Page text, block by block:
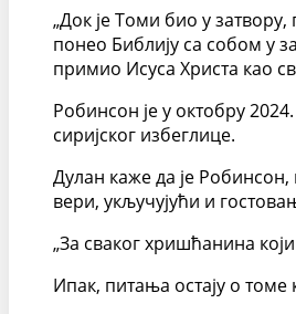
„Док је Томи био у
понео Библију са собом у
примио Исуса Христа као
Робинсон је у октобру
сиријског избеглице.
Дулан каже да је Робинсон,
вери, укључујући и
„За сваког хришћанина
Ипак, питања остају о